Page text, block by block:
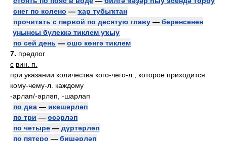
снег по колено — ҡар тубыҡтан
прочитать с первой по десятую главу — беренсенән
унынсы бүлеккә тиклем уҡыу
по сей день — ошо көнгә тиклем
7. предлог
с вин. п.
при указании количества кого-чего-л., которое приходится
кому-чему-л. каждому
-арлап/-әрләп, -шарлап
по два — икешәрләп
по три — өсәрләп
по четыре — дүртәрләп
по пятеро — бишәрләп